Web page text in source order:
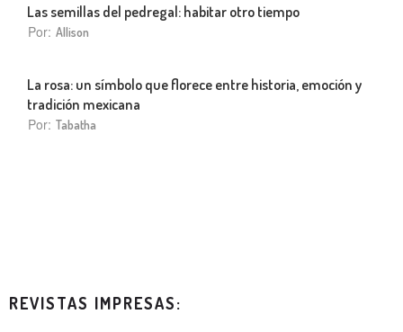
Las semillas del pedregal: habitar otro tiempo
Por: Allison
La rosa: un símbolo que florece entre historia, emoción y
tradición mexicana
Por: Tabatha
REVISTAS IMPRESAS: